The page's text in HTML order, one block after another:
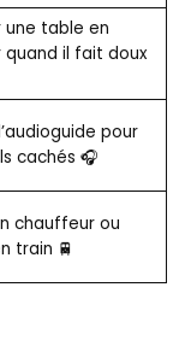
une table en
quand il fait doux
pour
cachés 🎧
chauffeur ou
train 🚆